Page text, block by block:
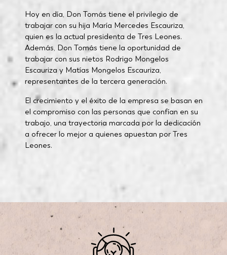
Hoy en día, Don Tomás tiene el privilegio de
trabajar con su hija María Mercedes Escauriza,
quien es la actual presidenta de Tres Leones.
Además, Don Tomás tiene la oportunidad de
trabajar con sus nietos Rodrigo Mongelos
Escauriza y Matías Mongelos Escauriza,
representantes de la tercera generación.
El crecimiento y el éxito de la empresa se basan en
el compromiso con las personas que confían en su
trabajo, una trayectoria marcada por la dedicación
a ofrecer lo mejor a quienes apuestan por Tres
Leones.